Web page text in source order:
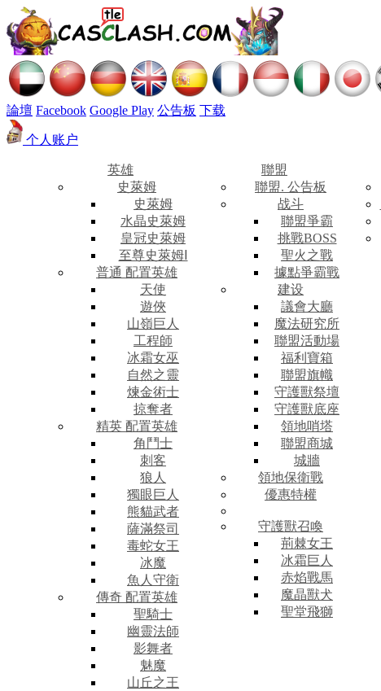
論壇 Facebook Google Play 公告板 下载
个人账户
英雄
史萊姆
史萊姆
水晶史萊姆
皇冠史萊姆
至尊史萊姆Ⅰ
普通 配置英雄
天使
遊俠
山嶺巨人
工程師
冰霜女巫
自然之靈
煉金術士
掠奪者
精英 配置英雄
角鬥士
刺客
狼人
獨眼巨人
熊貓武者
薩滿祭司
毒蛇女王
冰魔
魚人守衛
傳奇 配置英雄
聖騎士
幽靈法師
影舞者
魅魔
山丘之王
聯盟
聯盟. 公告板
战斗
聯盟爭霸
挑戰BOSS
聖火之戰
據點爭霸戰
建设
議會大廳
魔法研究所
聯盟活動場
福利寶箱
聯盟旗幟
守護獸祭壇
守護獸底座
領地哨塔
聯盟商城
城牆
領地保衛戰
優惠特權
守護獸召喚
荊棘女王
冰霜巨人
赤焰戰馬
魔晶獸犬
聖堂飛獅